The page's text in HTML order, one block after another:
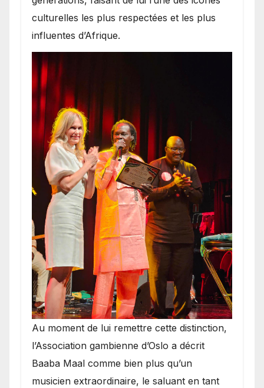
culturelles les plus respectées et les plus
influentes d’Afrique.
​Au moment de lui remettre cette distinction,
l’Association gambienne d’Oslo a décrit
Baaba Maal comme bien plus qu’un
musicien extraordinaire, le saluant en tant